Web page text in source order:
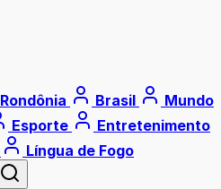
Rondônia Brasil
Mundo
Esporte
Entretenimento
Língua de Fogo